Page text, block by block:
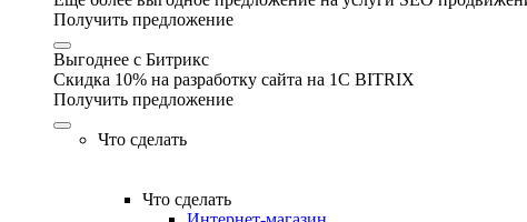
Получить предложение
Выгоднее с Битрикс
Скидка 10% на разработку сайта на 1C BITRIX
Получить предложение
Что сделать
Что сделать